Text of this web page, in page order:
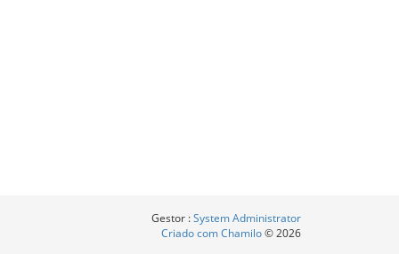
Gestor :System Administrator
Criado com Chamilo© 2026